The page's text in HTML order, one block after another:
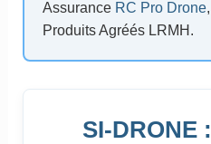
Assurance RC Pro Drone,
Produits Agréés LRMH.
SI-DRONE